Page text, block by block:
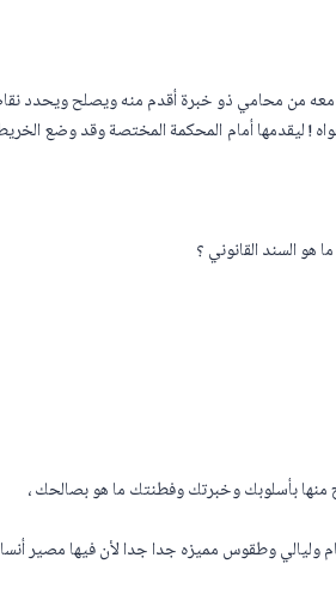
من محامي ذو خبرة أقدم منه ويصلح ويحدد
! ليقدمها أمام المحكمة المختصة وقد وضع
هو السند القانوني ؟
منها بأسلوبك وخبرتك وفطنتك ما هو بصالحك ،
وليالي وطقوس مميزه جدا جدا لأن فيها مصير